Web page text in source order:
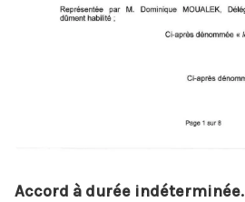
Accord à durée indéterminée.